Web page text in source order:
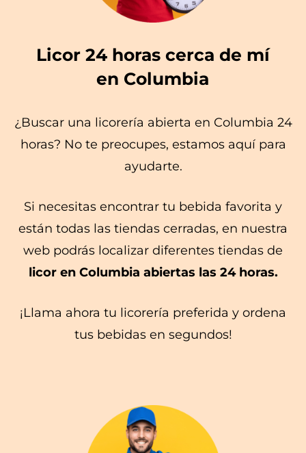
Licor 24 horas cerca de mí
en Columbia
¿Buscar una licorería abierta en Columbia 24
horas? No te preocupes, estamos aquí para
ayudarte.
Si necesitas encontrar tu bebida favorita y
están todas las tiendas cerradas, en nuestra
web podrás localizar diferentes tiendas de
licor en Columbia abiertas las 24 horas.
¡Llama ahora tu licorería preferida y ordena
tus bebidas en segundos!